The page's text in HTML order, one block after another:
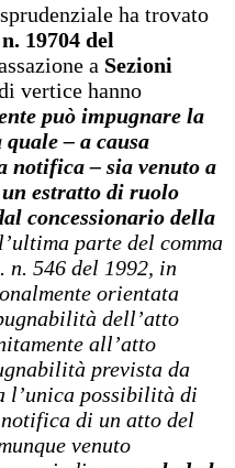
ha trovato
19704 del
a Sezioni
vertice hanno
può impugnare la
– a causa
notifica – sia venuto a
un estratto di ruolo
concessionario della
parte del comma
n. 546 del 1992, in
orientata
dell’atto
all’atto
prevista da
l’unica possibilità di
di un atto del
venuto